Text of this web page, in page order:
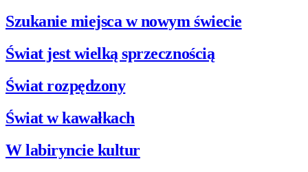
Szukanie miejsca w nowym świecie
Świat jest wielką sprzecznością
Świat rozpędzony
Świat w kawałkach
W labiryncie kultur